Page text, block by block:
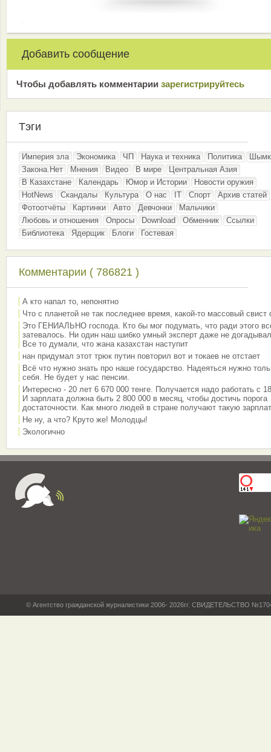
Добавить сообщение
Чтобы добавлять комментарии зарeгиcтрирyйтeсь
Тэги
Империя зла Экономика ЧП Наука и техника Политика
Закона.Нет
Мнения Видео В мире
Центральная Азия
В Казахстане
Календарь Юмор и Истории
Новости оружия
HotNews
Скандалы Культура О нас IT Спорт
Архив статей
Фотоотчёты
Картинки Авто Девчонки
Мальчики
Любовь и отношения
Опросы Download Обменник
Ссылки
Библиотека
Ядерщик Блоги Гостевая
Комментарии ( 786821 )
А кто напал то, непонятно
Что с планетой не так последнее время, какой-то массовый свист
Это ГЕНИАЛЬНО господа. Кто бы мог подумать, что ради этого
затевалось. Ни один наш шибко умный эксперт даже не
Все то думали, что жана казахстан наступит
нан придумал этот трюк путин повторил вот и токаев не отстает
Всё что нужно знать про наше государство. Надеяться нужно
себя. Не будет у нас пенсии.
Интересно - 20 лет 6 670 000 тенге. Получается надо работать с
И зарплата должна быть 2 800 000 в месяц, чтобы достичь порога
достаточности. Как много людей в стране получают такую
Не ну, а что? Круто же! Молодцы!
Экологично
© Агентство гражданской журналистики 2006- 2026гг. СВИДЕТЕЛЬСТВО